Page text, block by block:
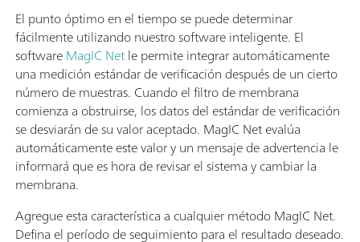
El punto óptimo en el tiempo se puede determinar
fácilmente utilizando nuestro software inteligente. El
softwareMagIC Netle permite integrar automáticamente
una medición estándar de verificación después de un cierto
número de muestras. Cuando el filtro de membrana
comienza a obstruirse, los datos del estándar de verificación
se desviarán de su valor aceptado. MagIC Net evalúa
automáticamente este valor y un mensaje de advertencia le
informará que es hora de revisar el sistema y cambiar la
membrana.
Agregue esta característica a cualquier método MagIC Net.
Defina el período de seguimiento para el resultado deseado.